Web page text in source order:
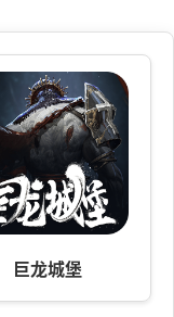
巨龙城堡